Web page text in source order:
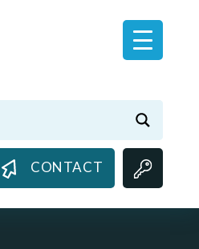
CONTACT